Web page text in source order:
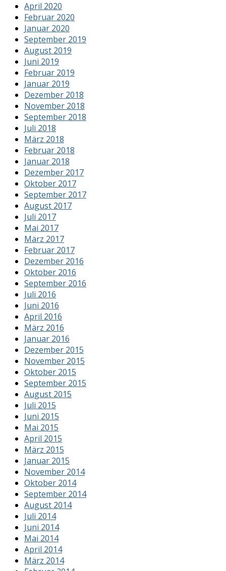
April 2020
Februar 2020
Januar 2020
September 2019
August 2019
Juni 2019
Februar 2019
Januar 2019
Dezember 2018
November 2018
September 2018
Juli 2018
März 2018
Februar 2018
Januar 2018
Dezember 2017
Oktober 2017
September 2017
August 2017
Juli 2017
Mai 2017
März 2017
Februar 2017
Dezember 2016
Oktober 2016
September 2016
Juli 2016
Juni 2016
April 2016
März 2016
Januar 2016
Dezember 2015
November 2015
Oktober 2015
September 2015
August 2015
Juli 2015
Juni 2015
Mai 2015
April 2015
März 2015
Januar 2015
November 2014
Oktober 2014
September 2014
August 2014
Juli 2014
Juni 2014
Mai 2014
April 2014
März 2014